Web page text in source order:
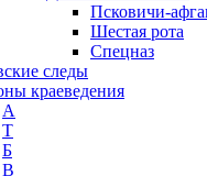
Псковичи-
Шестая рота
Спецназ
следы
краеведения
А
T
Б
В